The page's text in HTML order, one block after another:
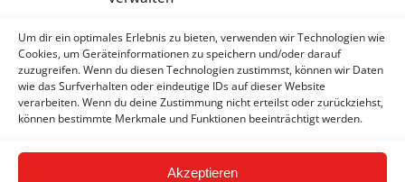
Um dir ein optimales Erlebnis zu bieten, verwenden wir Technologien wie
Cookies, um Geräteinformationen zu speichern und/oder darauf
zuzugreifen. Wenn du diesen Technologien zustimmst, können wir Daten
wie das Surfverhalten oder eindeutige IDs auf dieser Website
verarbeiten. Wenn du deine Zustimmung nicht erteilst oder zurückziehst,
können bestimmte Merkmale und Funktionen beeinträchtigt werden.
Akzeptieren
Suchen…
Search: